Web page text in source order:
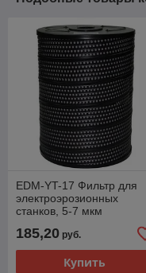
EDM-YT-17 Фильтр для
электроэрозионных
станков, 5-7 мкм
185,20 руб.
Купить